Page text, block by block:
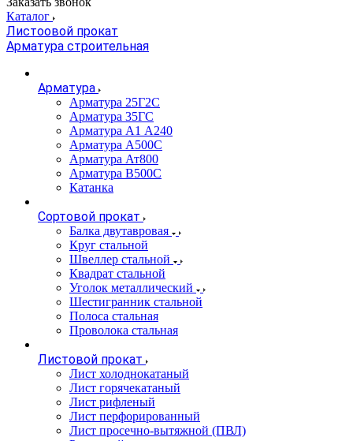
Каталог
Листоовой прокат
Арматура строительная
Арматура
Арматура 25Г2С
Арматура 35ГС
Арматура А1 А240
Арматура А500С
Арматура Ат800
Арматура В500С
Катанка
Сортовой прокат
Балка двутавровая
Круг стальной
Швеллер стальной
Квадрат стальной
Уголок металлический
Шестигранник стальной
Полоса стальная
Проволока стальная
Листовой прокат
Лист холоднокатаный
Лист горячекатаный
Лист рифленый
Лист перфорированный
Лист просечно-вытяжной (ПВЛ)